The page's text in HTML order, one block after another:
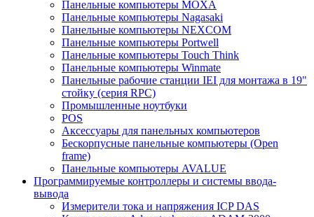
Панельные компьютеры MOXA
Панельные компьютеры Nagasaki
Панельные компьютеры NEXCOM
Панельные компьютеры Portwell
Панельные компьютеры Touch Think
Панельные компьютеры Winmate
Панельные рабочие станции IEI для монтажа в 19"
стойку (серия RPC)
Промышленные ноутбуки
POS
Аксессуары для панельных компьютеров
Бескорпусные панельные компьютеры (Open
frame)
Панельные компьютеры AVALUE
Программируемые контроллеры и системы ввода-
вывода
Измерители тока и напряжения ICP DAS